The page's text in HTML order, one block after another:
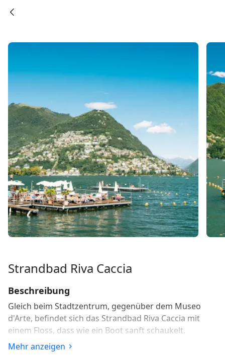
Strandbad Riva Caccia
Beschreibung
Gleich beim Stadtzentrum, gegenüber dem Museo
d'Arte, befindet sich das Strandbad Riva Caccia mit
einem Floss, dass wie ein Boot sanft schaukelt.
Das Seebad am Luganersee bietet alles, was sich
Mehr anzeigen